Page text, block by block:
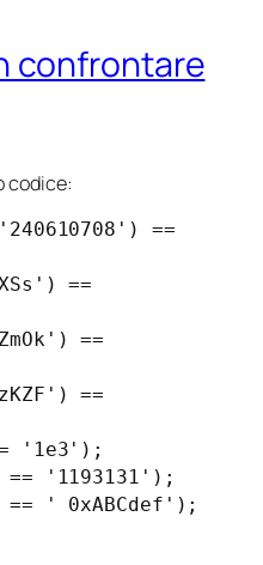
confrontare
codice:
==
==
==
==
'1e3');
== '1193131');
== ' 0xABCdef');